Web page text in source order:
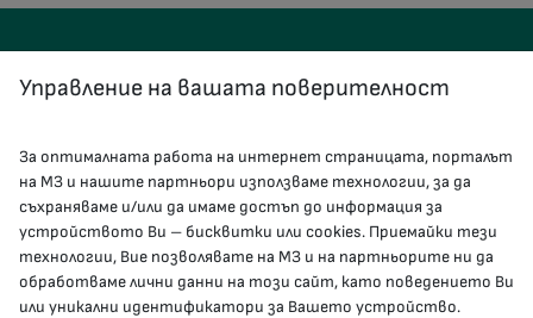
КОНТАКТИ
гр.София, 1000, пл. „Света Неделя“ №5
delovodstvo@mh.government.bg
Управление на вашата поверителност
За оптималната работа на интернет страницата, порталът
на МЗ и нашите партньори използваме технологии, за да
съхраняваме и/или да имаме достъп до информация за
устройството Ви – бисквитки или cookies. Приемайки тези
технологии, Вие позволявате на МЗ и на партньорите ни да
обработваме лични данни на този сайт, като поведението Ви
или уникални идентификатори за Вашето устройство.